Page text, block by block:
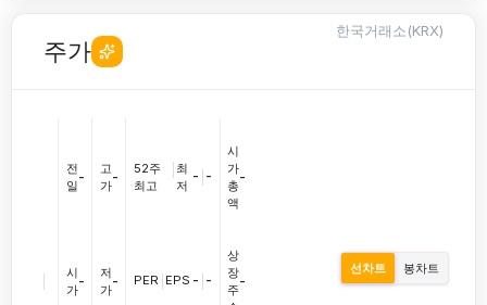
주가
한국거래소(KRX)
전
일
-
시
가
-
고
가
-
저
가
-
52주
최고
최
저
- -
PER EPS - -
시
가
총
액
-
상
장
주
-
선차트 봉차트